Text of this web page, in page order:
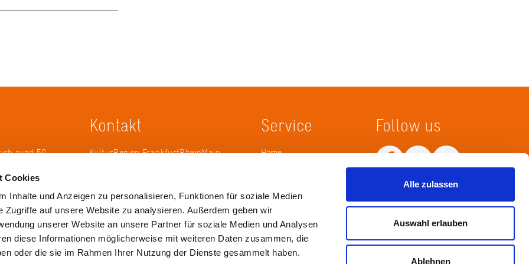
Cookies
Inhalte und Anzeigen zu personalisieren, Funktionen für soziale Medien
Zugriffe auf unsere Website zu analysieren. Außerdem geben wir
unserer Website an unsere Partner für soziale Medien und Analysen
diese Informationen möglicherweise mit weiteren Daten zusammen, die
oder die sie im Rahmen Ihrer Nutzung der Dienste gesammelt haben.
Alle zulassen
Auswahl erlauben
Ablehnen
rund 50
2005 die
zu
Kontakt
KulturRegion FrankfurtRheinMain
Tel.: +49 69 2577-1700
Fax: +49 69 2577-1750
E-Mail:info@krfrm.de
Service
Home
Follow us
Netiquette